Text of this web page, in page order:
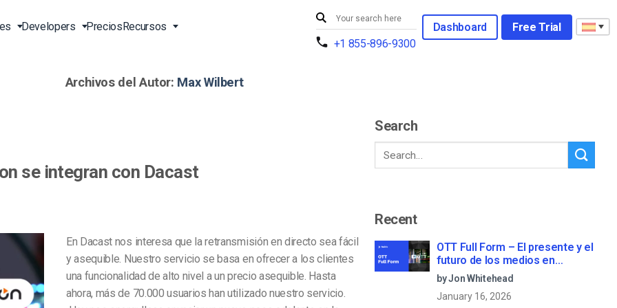
Reproductor de Video HTML5
Análisis de Video
Monetización de Video
Video para Ventas
y
Agencias Creativas
Transmisión en Vivo para
Músicos
Developers
Transmisión de Pago por
Visión
PreciosRecursos
Aliados EN
Contáctenos
+1 855-896-9300
Dashboard Free Trial
Archivos del Autor: Max Wilbert
se integran con Dacast
En Dacast nos interesa que la retransmisión en directo sea fácil
y asequible. Nuestro servicio se basa en ofrecer a los clientes
una funcionalidad de alto nivel a un precio asequible. Hasta
ahora, más de 70.000 usuarios han utilizado nuestro servicio.
Search
Recent
OTT Full Form – El presente y el
futuro de los medios en
streaming
by Jon Whitehead
January 16, 2026